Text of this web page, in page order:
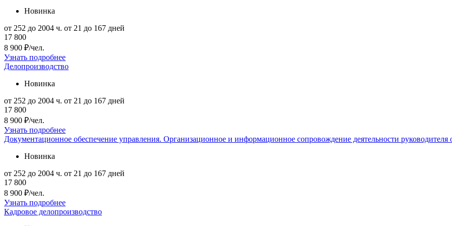
Новинка
от 252 до 2004 ч. от 21 до 167 дней
17 800
8 900 ₽/чел.
Узнать подробнее
Делопроизводство
Новинка
от 252 до 2004 ч. от 21 до 167 дней
17 800
8 900 ₽/чел.
Узнать подробнее
Документационное обеспечение управления. Организационное и информационное сопровождение деятельности руководителя
Новинка
от 252 до 2004 ч. от 21 до 167 дней
17 800
8 900 ₽/чел.
Узнать подробнее
Кадровое делопроизводство